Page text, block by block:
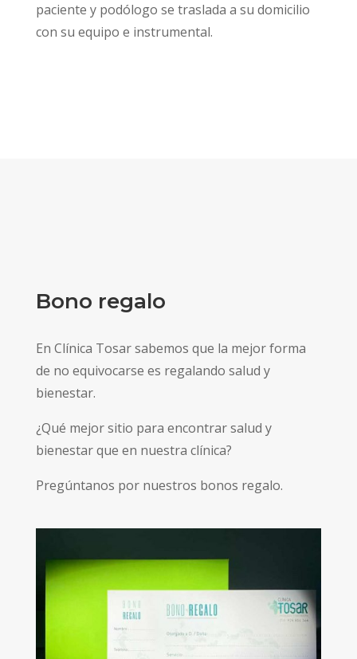
paciente y podólogo se traslada a su domicilio
con su equipo e instrumental.
Bono regalo
En Clínica Tosar sabemos que la mejor forma
de no equivocarse es regalando salud y
bienestar.
¿Qué mejor sitio para encontrar salud y
bienestar que en nuestra clínica?
Pregúntanos por nuestros bonos regalo.